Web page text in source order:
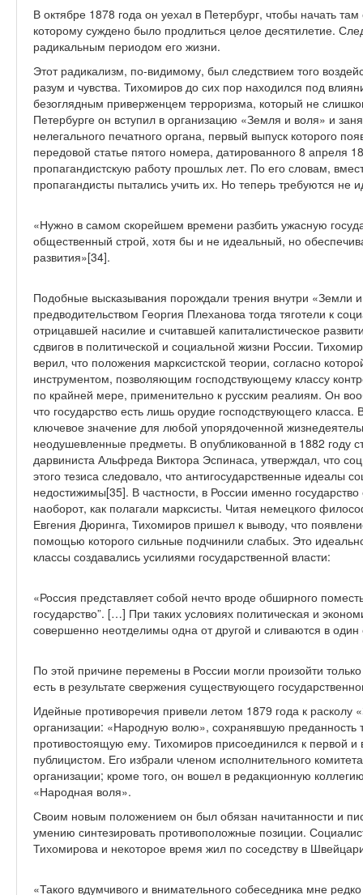
В октябре 1878 года он уехал в Петербург, чтобы начать
которому суждено было продлиться целое десятилетие.
радикальным периодом его жизни.
Этот радикализм, по-видимому, был следствием того
разум и чувства. Тихомиров до сих пор находился под
безоглядным приверженцем терроризма, который не
Петербурге он вступил в организацию «Земля и воля» и
нелегального печатного органа, первый выпуск которого
передовой статье пятого номера, датированного 8 апреля
пропагандистскую работу прошлых лет. По его словам,
пропагандисты пытались учить их. Но теперь требуются не
«Нужно в самом скорейшем времени разбить ужасную
общественный строй, хотя бы и не идеальный, но
развития»[34].
Подобные высказывания порождали трения внутри «Земли
предводительством Георгия Плеханова тогда тяготели к
отрицавшей насилие и считавшей капиталистическое
сдвигов в политической и социальной жизни России.
верил, что положения марксистской теории, согласно
инструментом, позволяющим господствующему классу
по крайней мере, применительно к русским реалиям. Он
что государство есть лишь орудие господствующего
ключевое значение для любой упорядоченной
неодушевленные предметы. В опубликованной в 1882 году
дарвиниста Альфреда Виктора Эспинаса, утверждал, что
этого тезиса следовало, что антигосударственные идеалы
недостижимы[35]. В частности, в России именно
наоборот, как полагали марксисты. Читая немецкого
Евгения Дюринга, Тихомиров пришел к выводу, что
помощью которого сильные подчинили слабых. Это
классы создавались усилиями государственной власти:
«Россия представляет собой нечто вроде обширного
государство”. […] При таких условиях политическая и
совершенно неотделимы одна от другой и сливаются в
По этой причине перемены в России могли произойти
есть в результате свержения существующего
Идейные противоречия привели летом 1879 года к расколу
организации: «Народную волю», сохранявшую
противостоящую ему. Тихомиров присоединился к первой
публицистом. Его избрали членом исполнительного
организации; кроме того, он вошел в редакционную
«Народная воля».
Своим новым положением он был обязан начитанности и
умению синтезировать противоположные позиции.
Тихомирова и некоторое время жил по соседству в
«Такого вдумчивого и внимательного собеседника мне